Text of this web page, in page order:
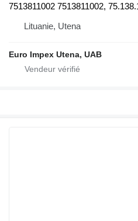
7513811002 7513811002,
Lituanie, Utena
Euro Impex Utena, UAB